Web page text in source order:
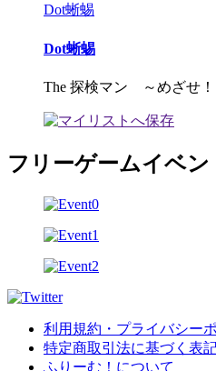
Dot蜥蜴
Dot蜥蜴
The 探検マン ～めざせ！
フリーゲームイベン
利用規約・プライバシー
特定商取引法に基づく表
ふりーむ！について